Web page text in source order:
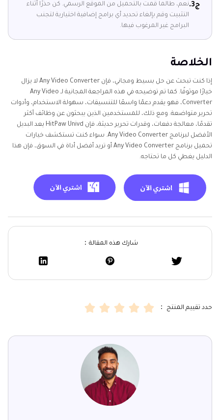
ج3.
نعم، طالما قمت بالتحميل من الموقع الرسمي. كن حذرًا أثناء
التثبيت وقم بإلغاء تحديد أي برامج إضافية اختيارية لتجنب
البرامج غير المرغوب فيها.
الخلاصة
إذا كنت تبحث عن حل بسيط ومجاني، فإن Any Video Converter لا يزال
خيارًا موثوقًا. كما تم توضيحه في هذه المراجعة المجانية لـ Any Video
Converter، فهو يقدم دعمًا واسعًا للتنسيقات، سهولة الاستخدام، وأدوات
تحرير متواضعة. ومع ذلك، للمستخدمين الذين يبحثون عن وظائف أكثر
تقدمًا، معالجة دفعات، وقدرات تحرير حديثة، فإن HitPaw Univd يعد البديل
الأفضل لبرنامج Any Video Converter. سواء كنت تستكشف خيارات
تحميل برنامج Any Video Converter أو تريد أفضل أداة في السوق، فإن هذا
الدليل يغطي كل ما تحتاجه.
شارك هذه المقالة：
حدد تقييم المنتج ：